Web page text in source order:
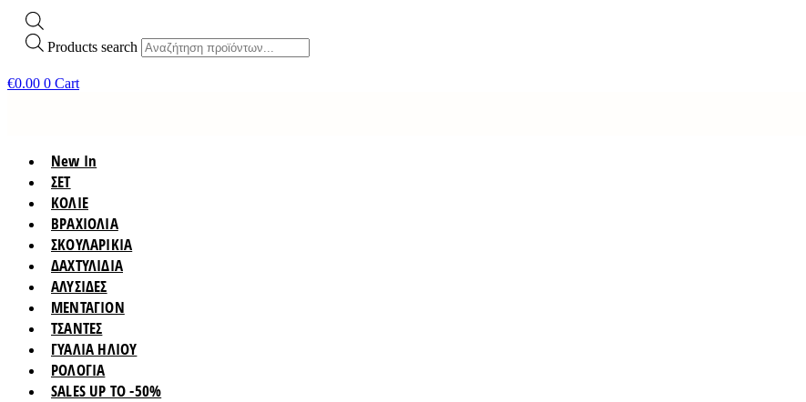
Products search
€0.00 0 Cart
New In
ΣΕΤ
ΚΟΛΙΕ
ΒΡΑΧΙΟΛΙΑ
ΣΚΟΥΛΑΡΙΚΙΑ
ΔΑΧΤΥΛΙΔΙΑ
ΑΛΥΣΙΔΕΣ
ΜΕΝΤΑΓΙΟΝ
ΤΣΑΝΤΕΣ
ΓΥΑΛΙΑ ΗΛΙΟΥ
ΡΟΛΟΓΙΑ
SALES UP TO -50%